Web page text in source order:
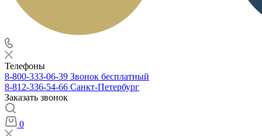
Телефоны
8-800-333-06-39 Звонок бесплатный
8-812-336-54-66 Санкт-Петербург
Заказать звонок
0